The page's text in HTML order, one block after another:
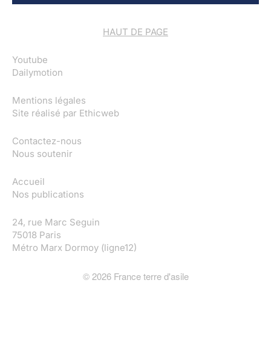
HAUT DE PAGE
Youtube
Dailymotion
Mentions légales
Site réalisé par Ethicweb
Contactez-nous
Nous soutenir
Accueil
Nos publications
24, rue Marc Seguin
75018 Paris
Métro Marx Dormoy (ligne12)
© 2026France terre d'asile